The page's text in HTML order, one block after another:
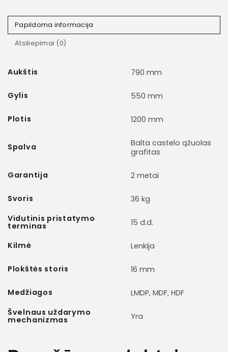
Papildoma informacija
Atsiliepimai (0)
Aukštis 790 mm
Gylis 550 mm
Plotis 1200 mm
Spalva
Balta castelo ąžuolas
grafitas
Garantija 2 metai
Svoris
36 kg
Vidutinis pristatymo
terminas 15 d.d.
Kilmė Lenkija
Plokštės storis 16 mm
Medžiagos
LMDP, MDF, HDF
Švelnaus uždarymo
mechanizmas Yra